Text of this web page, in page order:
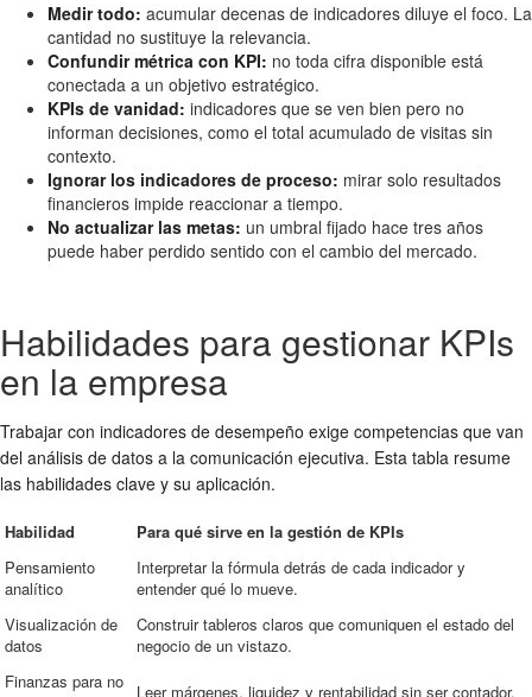
Medir todo: acumular decenas de indicadores diluye el foco. La
cantidad no sustituye la relevancia.
Confundir métrica con KPI: no toda cifra disponible está
conectada a un objetivo estratégico.
KPIs de vanidad: indicadores que se ven bien pero no
informan decisiones, como el total acumulado de visitas sin
contexto.
Ignorar los indicadores de proceso: mirar solo resultados
financieros impide reaccionar a tiempo.
No actualizar las metas: un umbral fijado hace tres años
puede haber perdido sentido con el cambio del mercado.
Habilidades para gestionar KPIs
en la empresa
Trabajar con indicadores de desempeño exige competencias que van
del análisis de datos a la comunicación ejecutiva. Esta tabla resume
las habilidades clave y su aplicación.
Habilidad
Para qué sirve en la gestión de KPIs
Pensamiento
analítico
Interpretar la fórmula detrás de cada indicador y
entender qué lo mueve.
Visualización de
datos
Construir tableros claros que comuniquen el estado del
negocio de un vistazo.
Finanzas para no
Leer márgenes, liquidez y rentabilidad sin ser contador.